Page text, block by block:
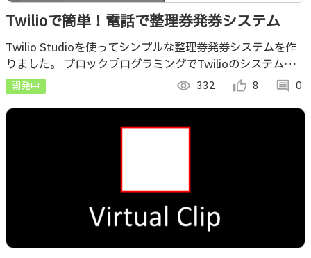
Twilioで簡単！電話で整理券発券システム
Twilio Studioを使ってシンプルな整理券発券システムを作
りました。 ブロックプログラミングでTwilioのシステムを
構成できるので、使い方を覚えれば簡単に構築できます。
開発中 visibility 332 thumb_up_alt 8 comment 0